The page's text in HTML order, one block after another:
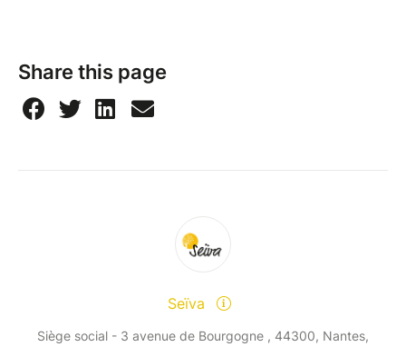
Share this page
Seïva
Siège social - 3 avenue de Bourgogne , 44300, Nantes,